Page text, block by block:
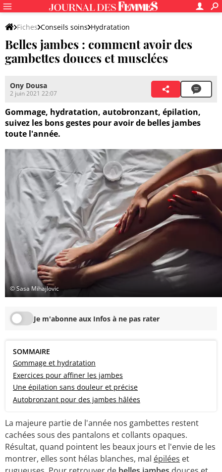
Fiches Conseils soins Hydratation
Belles jambes : comment avoir des
gambettes douces et musclées
Ony Dousa
2 juin 2021 22:07
Gommage, hydratation, autobronzant, épilation,
suivez les bons gestes pour avoir de belles jambes
toute l'année.
© Sasa Mihajlovic
Je m'abonne aux Infos à ne pas rater
SOMMAIRE
Gommage et hydratation
Exercices pour affiner les jambes
Une épilation sans douleur et précise
Autobronzant pour des jambes hâlées
La majeure partie de l'année nos gambettes restent
cachées sous des pantalons et collants opaques.
Résultat, quand pointent les beaux jours et l'envie de les
montrer, elles sont hélas blanches, mal épilées et